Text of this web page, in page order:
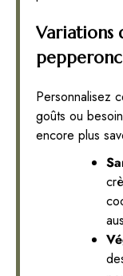
Variations
Personnalisez
goûts ou
encore plus